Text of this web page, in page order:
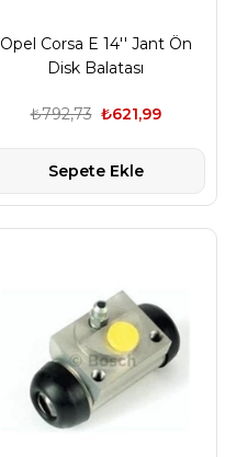
Opel Corsa E 14'' Jant Ön
Disk Balatası
₺621,99
₺792,73
Sepete Ekle